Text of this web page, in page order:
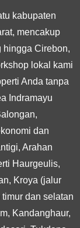
kabupaten
mencakup
hingga Cirebon,
lokal kami
Anda tanpa
Indramayu
dan
Arahan
Haurgeulis,
Kroya (jalur
dan selatan
Kandanghaur,